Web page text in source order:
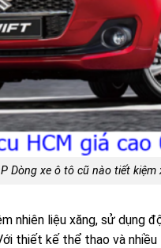
Dòng xe ô tô cũ nào tiết
nhiên liệu xăng, sử dụng
thiết kế thể thao và nhiều